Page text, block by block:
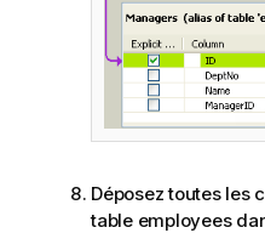
Déposez toutes les
table employees